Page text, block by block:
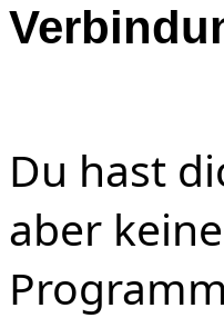
Du hast
aber